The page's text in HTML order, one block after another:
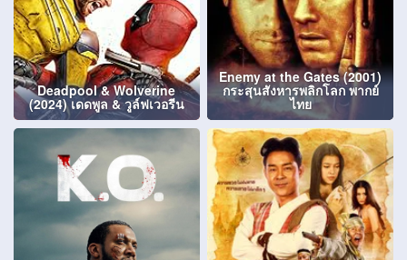
Deadpool & Wolverine
(2024) เดดพูล & วูล์ฟเวอรีน
Enemy at the Gates (2001)
กระสุนสังหารพลิกโลก พากย์
ไทย